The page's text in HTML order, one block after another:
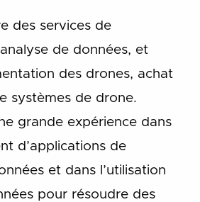
des services de
de données, et
des drones, achat
systèmes de drone.
grande expérience dans
d’applications de
et dans l’utilisation
pour résoudre des